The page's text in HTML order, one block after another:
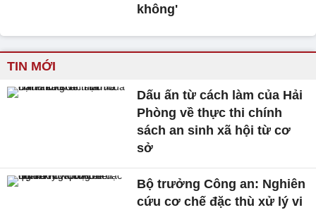
không'
TIN MỚI
Dấu ấn từ cách làm của Hải
Phòng về thực thi chính
sách an sinh xã hội từ cơ
sở
Bộ trưởng Công an: Nghiên
cứu cơ chế đặc thù xử lý vi